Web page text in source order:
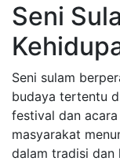
Seni
Seni sulam
budaya tertentu
festival dan
masyarakat
dalam tradisi dan